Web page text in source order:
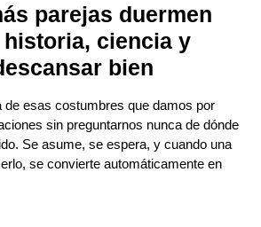
parejas duermen
ciencia y
bien
de esas costumbres que damos por
sin preguntarnos nunca de dónde
Se asume, se espera, y cuando una
se convierte automáticamente en